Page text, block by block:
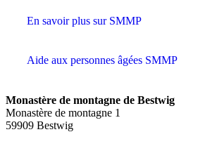
En savoir plus sur SMMP
Aide aux personnes âgées SMMP
Monastère de montagne de Bestwig
Monastère de montagne 1
59909 Bestwig